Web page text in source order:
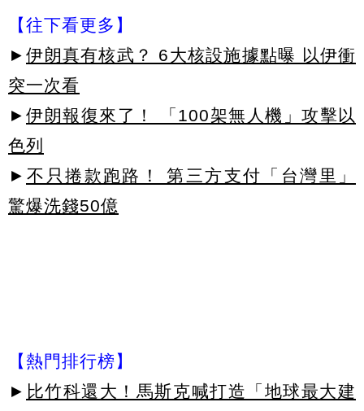
【往下看更多】
► 伊朗真有核武？ 6大核設施據點曝 以伊衝
突一次看
► 伊朗報復來了！ 「100架無人機」攻擊以
色列
► 不只捲款跑路！ 第三方支付「台灣里」
驚爆洗錢50億
【熱門排行榜】
► 比竹科還大！馬斯克喊打造「地球最大建